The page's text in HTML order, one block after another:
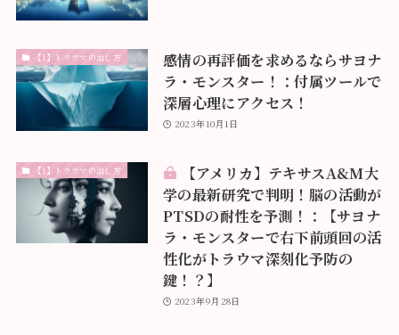
【1】トラウマの治し方
感情の再評価を求めるならサヨナ
ラ・モンスター！：付属ツールで
深層心理にアクセス！
2023年10月1日
【1】トラウマの治し方
【アメリカ】テキサスA&M大
学の最新研究で判明！脳の活動が
PTSDの耐性を予測！：【サヨナ
ラ・モンスターで右下前頭回の活
性化がトラウマ深刻化予防の
鍵！？】
2023年9月28日